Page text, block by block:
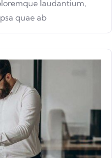
laudantium,
quae ab